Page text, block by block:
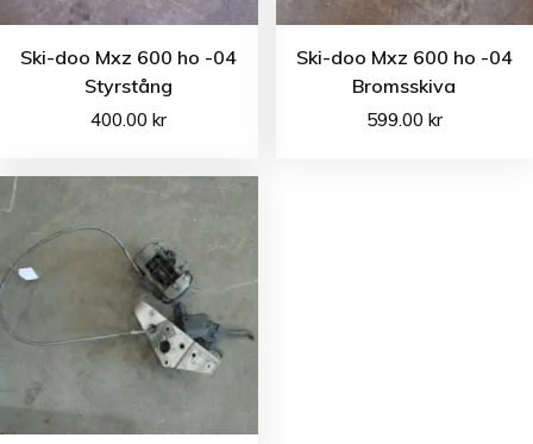
Ski-doo Mxz 600 ho -04
Styrstång
400.00kr
Ski-doo Mxz 600 ho -04
Bromsskiva
599.00 kr